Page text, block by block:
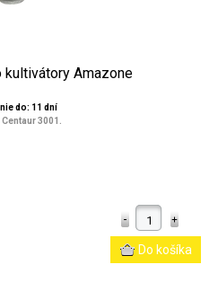
kultivátory Amazone
do: 11 dní
3001.